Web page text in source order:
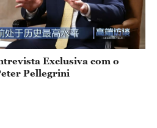
Exclusiva com o
Pellegrini